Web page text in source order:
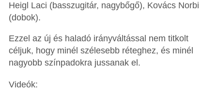
Heigl Laci (basszugitár, nagybőgő), Kovács Norbi
(dobok).
Ezzel az új és haladó irányváltással nem titkolt
céljuk, hogy minél szélesebb réteghez, és minél
nagyobb színpadokra jussanak el.
Videók: